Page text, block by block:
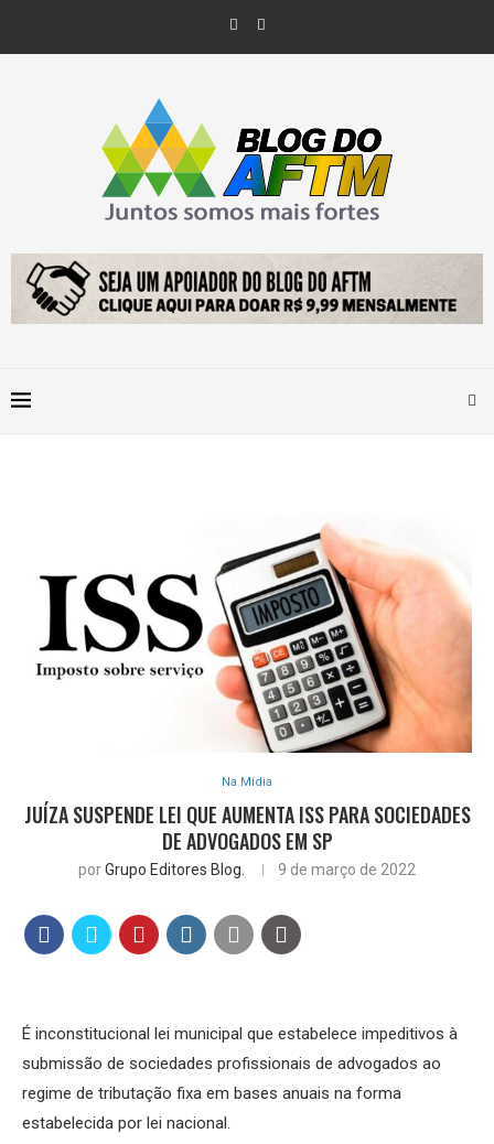
Na Mídia
JUÍZA SUSPENDE LEI QUE AUMENTA ISS PARA SOCIEDADES
DE ADVOGADOS EM SP
porGrupo Editores Blog. 9 de março de 2022
É inconstitucional lei municipal que estabelece impeditivos à
submissão de sociedades profissionais de advogados ao
regime de tributação fixa em bases anuais na forma
estabelecida por lei nacional.